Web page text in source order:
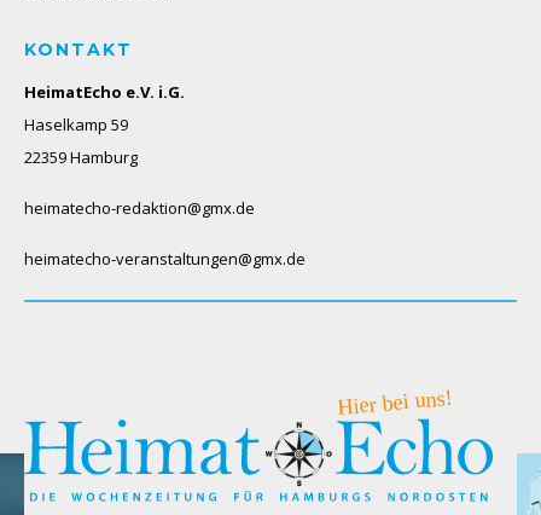
KONTAKT
HeimatEcho e.V. i.G.
Haselkamp 59
22359 Hamburg
heimatecho-redaktion@gmx.de
heimatecho-veranstaltungen@gmx.de